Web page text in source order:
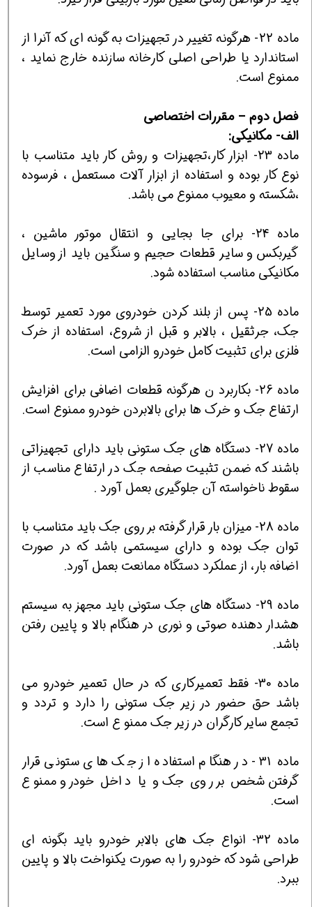
ماده 22- هرگونه تغيير در تجهيزات به گونه اي كه آنرا از
استاندارد يا طراحي اصلي كارخانه سازنده خارج نمايد ،
ممنوع است.
فصلدوم– مقرراتاختصاصي
الف- مكانيكي:
ماده 23- ابزار كار،تجهيزات و روش كار بايد متناسب با
نوع كار بوده و استفاده از ابزار آلات مستعمل ، فرسوده
،شكسته و معيوب ممنوع مي باشد.
ماده 24- براي جا بجايي و انتقال موتور ماشين ،
گيربكس و ساير قطعات حجيم و سنگين بايد از وسايل
مكانيكي مناسب استفاده شود.
ماده 25- پس از بلند كردن خودروي مورد تعمير توسط
جك، جرثقيل ، بالابر و قبل از شروع، استفاده از خرك
فلزي براي تثبيت كامل خودرو الزامي است.
ماده 26- بكاربرد ن هرگونه قطعات اضافي براي افزايش
ارتفاع جك و خرك ها براي بالابردن خودرو ممنوع است.
ماده 27- دستگاه هاي جك ستوني بايد داراي تجهيزاتي
باشند كه ضمن تثبيت صفحه جك در ارتفاع مناسب از
سقوط ناخواسته آن جلوگيري بعمل آورد .
ماده 28- ميزان بار قرار گرفته بر روي جك بايد متناسب با
توان جك بوده و داراي سيستمي باشد كه در صورت
اضافه بار، از عملكرد دستگاه ممانعت بعمل آورد.
ماده 29- دستگاه هاي جك ستوني بايد مجهز به سيستم
هشدار دهنده صوتي و نوري در هنگام بالا و پايين رفتن
باشد.
ماده 30- فقط تعميركاري كه در حال تعمير خودرو مي
باشد حق حضور در زير جك ستوني را دارد و تردد و
تجمع ساير كارگران در زير جك ممنو ع است.
ماده 31- در هنگام استفاده از جك هاي ستوني قرار
گرفتن شخص بر روي جك و يا داخل خودرو ممنوع
است.
ماده 32- انواع جك هاي بالابر خودرو بايد بگونه اي
طراحي شود كه خودرو را به صورت يكنواخت بالا و پايين
ببرد.